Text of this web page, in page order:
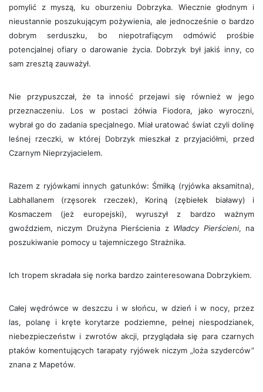
pomylić z myszą, ku oburzeniu Dobrzyka. Wiecznie głodnym i
nieustannie poszukującym pożywienia, ale jednocześnie o bardzo
dobrym serduszku, bo niepotrafiącym odmówić prośbie
potencjalnej ofiary o darowanie życia. Dobrzyk był jakiś inny, co
sam zresztą zauważył.
Nie przypuszczał, że ta inność przejawi się również w jego
przeznaczeniu. Los w postaci żółwia Fiodora, jako wyroczni,
wybrał go do zadania specjalnego. Miał uratować świat czyli dolinę
leśnej rzeczki, w której Dobrzyk mieszkał z przyjaciółmi, przed
Czarnym Nieprzyjacielem.
Razem z ryjówkami innych gatunków: Śmiłką (ryjówka aksamitna),
Labhallanem (rzęsorek rzeczek), Koriną (zębiełek białawy) i
Kosmaczem (jeż europejski), wyruszył z bardzo ważnym
gwoździem, niczym Drużyna Pierścienia z Władcy Pierścieni, na
poszukiwanie pomocy u tajemniczego Strażnika.
Ich tropem skradała się norka bardzo zainteresowana Dobrzykiem.
Całej wędrówce w deszczu i w słońcu, w dzień i w nocy, przez
las, polanę i kręte korytarze podziemne, pełnej niespodzianek,
niebezpieczeństw i zwrotów akcji, przyglądała się para czarnych
ptaków komentujących tarapaty ryjówek niczym „loża szyderców”
znana z Mapetów.